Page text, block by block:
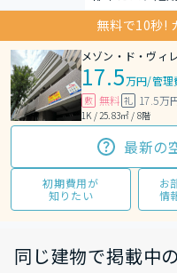
無料で10秒!
メゾン・ド・ヴィ
17.5万円/管
敷 無料 礼 17.5万
1K / 25.83㎡ / 8階
最新の
初期費用が
知りたい
お
情
同じ建物で掲載中